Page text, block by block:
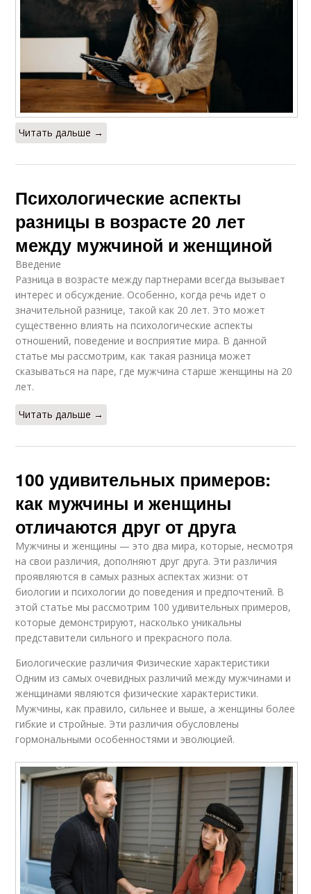
Читать дальше →
Психологические аспекты
разницы в возрасте 20 лет
между мужчиной и женщиной
Введение
Разница в возрасте между партнерами всегда вызывает
интерес и обсуждение. Особенно, когда речь идет о
значительной разнице, такой как 20 лет. Это может
существенно влиять на психологические аспекты
отношений, поведение и восприятие мира. В данной
статье мы рассмотрим, как такая разница может
сказываться на паре, где мужчина старше женщины на 20
лет.
Читать дальше →
100 удивительных примеров:
как мужчины и женщины
отличаются друг от друга
Мужчины и женщины — это два мира, которые, несмотря
на свои различия, дополняют друг друга. Эти различия
проявляются в самых разных аспектах жизни: от
биологии и психологии до поведения и предпочтений. В
этой статье мы рассмотрим 100 удивительных примеров,
которые демонстрируют, насколько уникальны
представители сильного и прекрасного пола.
Биологические различия Физические характеристики
Одним из самых очевидных различий между мужчинами и
женщинами являются физические характеристики.
Мужчины, как правило, сильнее и выше, а женщины более
гибкие и стройные. Эти различия обусловлены
гормональными особенностями и эволюцией.